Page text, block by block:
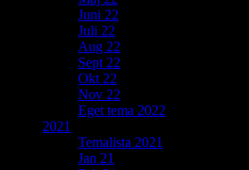
Juni 22
Juli 22
Aug 22
Sept 22
Okt 22
Nov 22
Eget tema 2022
2021
Temalista 2021
Jan 21